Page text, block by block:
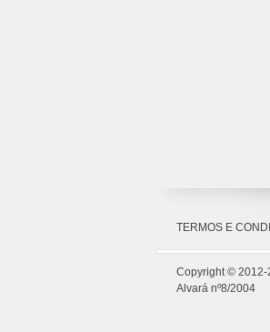
TERMOS E
Copyright © 2012-
Alvará nº8/2004